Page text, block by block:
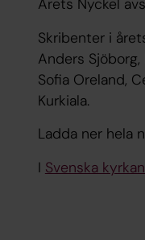
Årets Nyckel
Skribenter i
Anders
Sofia Oreland,
Kurkiala.
Ladda ner hela
I Svenska